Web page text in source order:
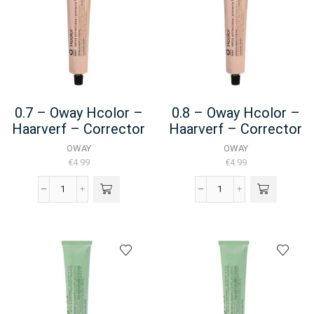
100ML
aantal
Corrector
50ML
aantal
0.7 – Oway Hcolor –
Haarverf – Corrector
50ML
OWAY
€4.99
0.7
-
Haarverf
Corrector
50ML
0.8 – Oway Hcolor –
Haarverf – Corrector
50ML
OWAY
€4.99
0.8
-
Haarverf
Corrector
50ML